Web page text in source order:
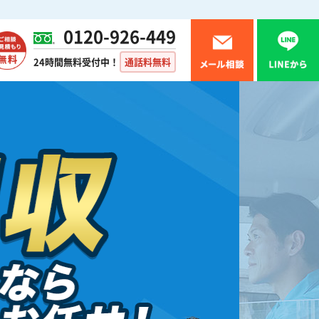
0120-926-449
24時間無料受付中！ 通話料無料